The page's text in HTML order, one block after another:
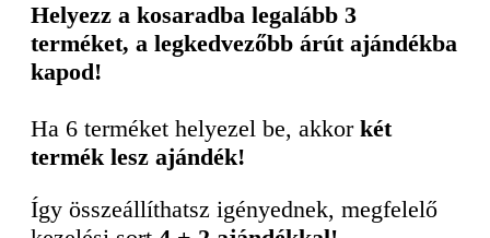
Helyezz a kosaradba legalább 3
terméket, a legkedvezőbb árút ajándékba
kapod!
Ha 6 terméket helyezel be, akkor két
termék lesz ajándék!
Így összeállíthatsz igényednek, megfelelő